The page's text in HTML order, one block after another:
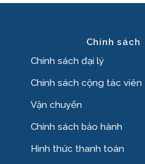
Chính sách
Chính sách đại lý
Chính sách cộng tác viên
Vận chuyển
Chính sách bảo hành
Hình thức thanh toán